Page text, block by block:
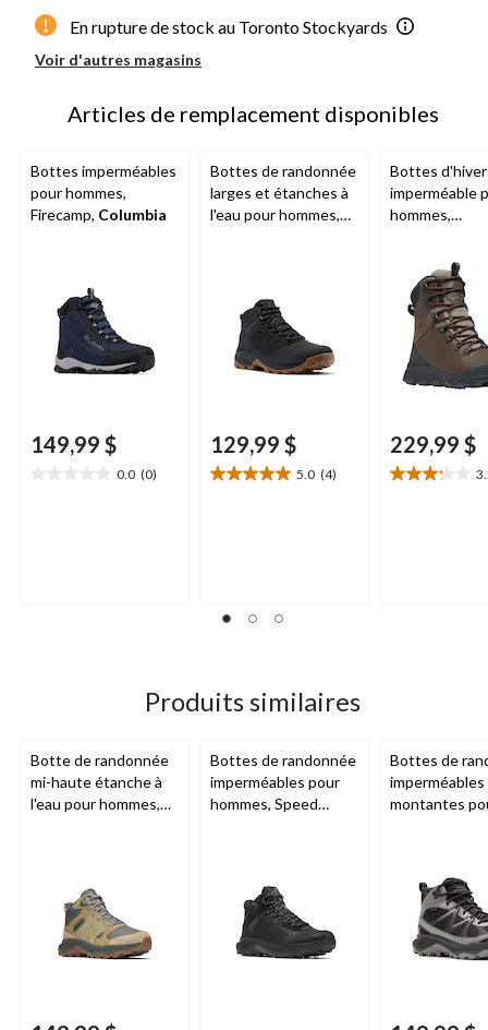
En rupture de stock au Toronto Stockyards
Voir d'autres magasins
Articles de remplacement disponibles
Bottes imperméables
pour hommes,
Firecamp, Columbia
149,99 $
0.0 (0)
Bottes de randonnée
larges et étanches à
l'eau pour hommes,
129,99 $
5.0 (4)
5.0
Bottes
imperméable
hommes,
Columbia
229,99 $
3.2
Produits similaires
Botte de randonnée
mi-haute étanche à
l'eau pour hommes,
Bottes de randonnée
imperméables pour
hommes, Speed
Bottes de
imperméables
montantes